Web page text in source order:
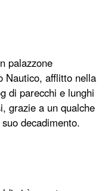
palazzone
Nautico, afflitto nella
di parecchi e lunghi
grazie a un qualche
decadimento.